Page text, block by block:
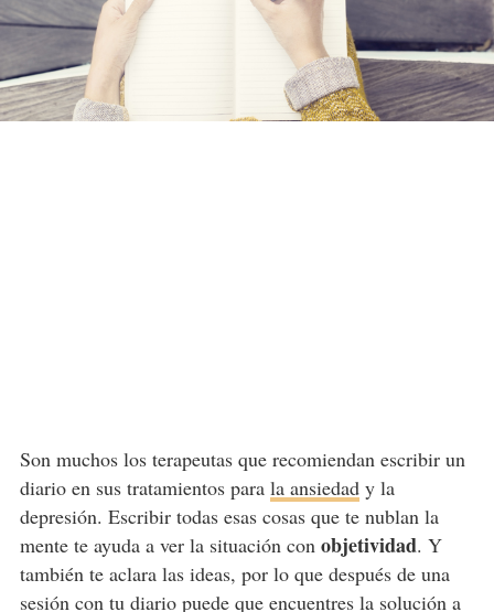
Son muchos los terapeutas que recomiendan escribir un
diario en sus tratamientos para la ansiedady la
depresión. Escribir todas esas cosas que te nublan la
mente te ayuda a ver la situación conobjetividad. Y
también te aclara las ideas, por lo que después de una
sesión con tu diario puede que encuentres la solución a